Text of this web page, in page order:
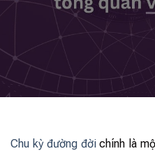
Chu kỳ đường đờichính là